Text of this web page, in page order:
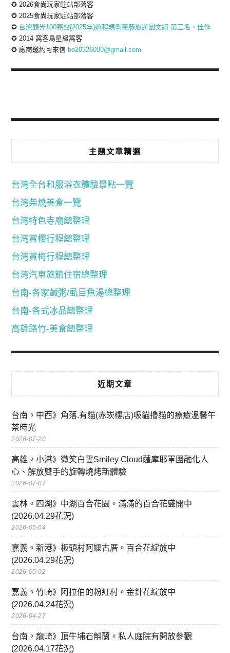
✪ 2026食尚玩家駐站部落客
✪ 2025食尚玩家駐站部落客
✪ 台灣觀光100亮點(2025年)遊程規劃競賽旅遊圖文組 第三名、佳作
✪ 2014 窩客島星級窩客
✪ 廠商邀約可來信 bo20326000@gmail.com
主題文章精選
台灣全台和服浴衣體驗景點一覽
台灣柴燒美食一覽
台灣特色寺廟總整理
台灣賞櫻行程總整理
台灣賞梅行程總整理
台灣汽車旅館住宿總整理
台南-各家鹹粥/虱目魚湯總整理
台南-各式冰品總整理
高雄路竹-美食總整理
近期文章
台南。中西》角落.有貓(赤崁樓店)吸貓擼貓的療癒溫馨午
茶時光
2026-07-20
高雄。小港》微笑白雲Smiley Cloud薩摩耶軍團融化人
心、解放雙手的旋轉燒烤新體驗
2026-07-07
雲林。四湖》中湖百合花園。滿滿的百合花盛開中
(2026.04.29花況)
2026-05-04
嘉義。新港》板頭村阿嬤古厝。百合花綻放中
(2026.04.29花況)
2026-05-02
嘉義。竹崎》阿拉伯的粉紅村。金針花綻放中
(2026.04.24花況)
2026-04-27
台南。龍崎》頂牛埔石斛蘭。私人庭院有開放參觀
(2026.04.17花況)